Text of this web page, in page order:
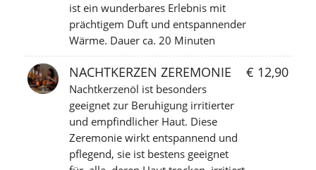
ist ein wunderbares Erlebnis mit
prächtigem Duft und entspannender
Wärme. Dauer ca. 20 Minuten
NACHTKERZEN ZEREMONIE € 12,90
Nachtkerzenöl ist besonders
geeignet zur Beruhigung irritierter
und empfindlicher Haut. Diese
Zeremonie wirkt entspannend und
pflegend, sie ist bestens geeignet